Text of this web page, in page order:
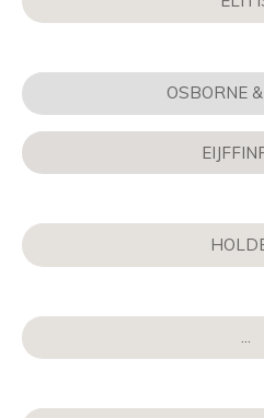
OSBORNE
...